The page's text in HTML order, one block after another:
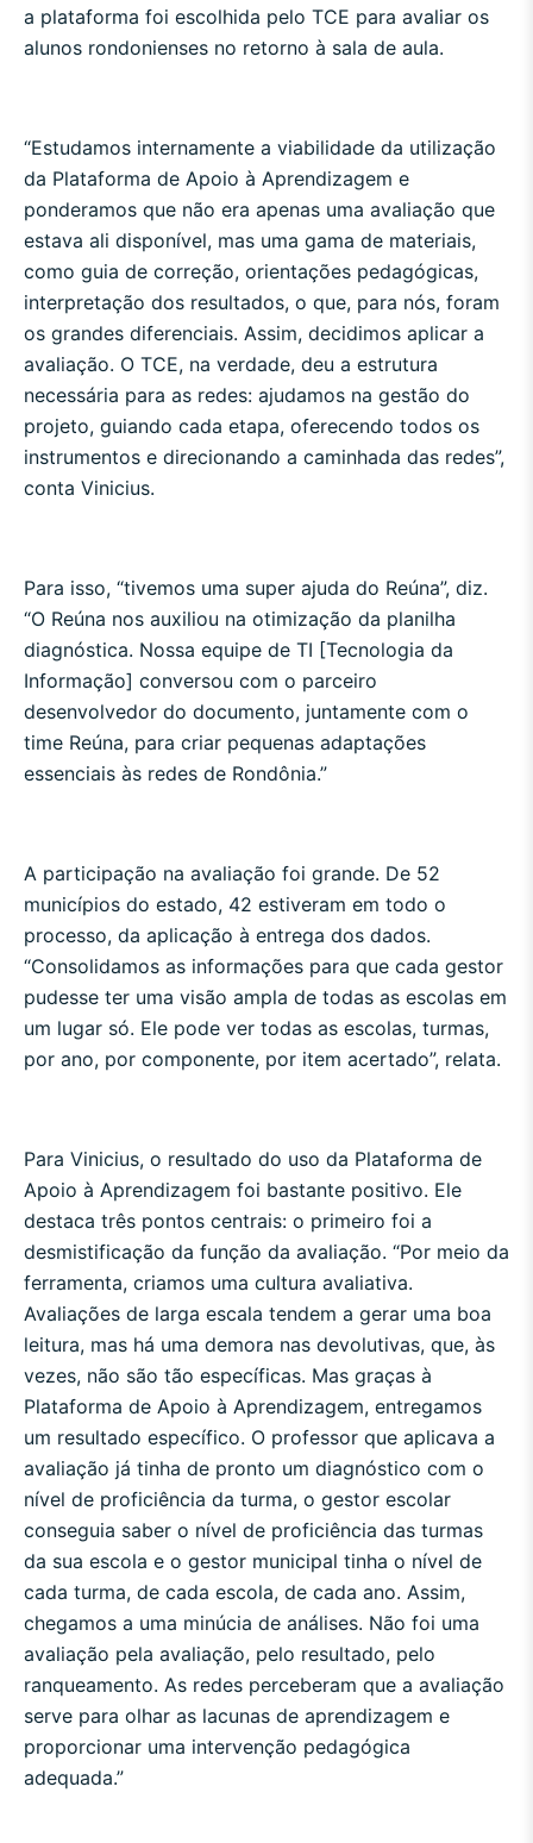
a plataforma foi escolhida pelo TCE para avaliar os
alunos rondonienses no retorno à sala de aula.
“Estudamos internamente a viabilidade da utilização
da Plataforma de Apoio à Aprendizagem e
ponderamos que não era apenas uma avaliação que
estava ali disponível, mas uma gama de materiais,
como guia de correção, orientações pedagógicas,
interpretação dos resultados, o que, para nós, foram
os grandes diferenciais. Assim, decidimos aplicar a
avaliação. O TCE, na verdade, deu a estrutura
necessária para as redes: ajudamos na gestão do
projeto, guiando cada etapa, oferecendo todos os
instrumentos e direcionando a caminhada das redes”,
conta Vinicius.
Para isso, “tivemos uma super ajuda do Reúna”, diz.
“O Reúna nos auxiliou na otimização da planilha
diagnóstica. Nossa equipe de TI [Tecnologia da
Informação] conversou com o parceiro
desenvolvedor do documento, juntamente com o
time Reúna, para criar pequenas adaptações
essenciais às redes de Rondônia.”
A participação na avaliação foi grande. De 52
municípios do estado, 42 estiveram em todo o
processo, da aplicação à entrega dos dados.
“Consolidamos as informações para que cada gestor
pudesse ter uma visão ampla de todas as escolas em
um lugar só. Ele pode ver todas as escolas, turmas,
por ano, por componente, por item acertado”, relata.
Para Vinicius, o resultado do uso da Plataforma de
Apoio à Aprendizagem foi bastante positivo. Ele
destaca três pontos centrais: o primeiro foi a
desmistificação da função da avaliação. “Por meio da
ferramenta, criamos uma cultura avaliativa.
Avaliações de larga escala tendem a gerar uma boa
leitura, mas há uma demora nas devolutivas, que, às
vezes, não são tão específicas. Mas graças à
Plataforma de Apoio à Aprendizagem, entregamos
um resultado específico. O professor que aplicava a
avaliação já tinha de pronto um diagnóstico com o
nível de proficiência da turma, o gestor escolar
conseguia saber o nível de proficiência das turmas
da sua escola e o gestor municipal tinha o nível de
cada turma, de cada escola, de cada ano. Assim,
chegamos a uma minúcia de análises. Não foi uma
avaliação pela avaliação, pelo resultado, pelo
ranqueamento. As redes perceberam que a avaliação
serve para olhar as lacunas de aprendizagem e
proporcionar uma intervenção pedagógica
adequada.”